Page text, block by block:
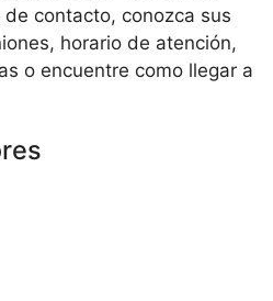
contacto, conozca sus
horario de atención,
o encuentre como llegar a